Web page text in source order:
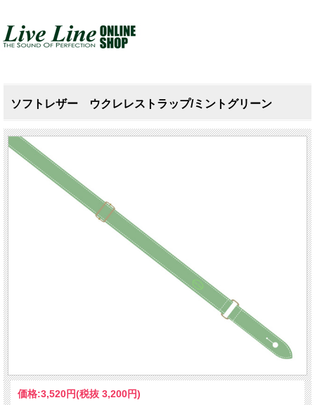
ソフトレザー ウクレレストラップ/ミントグリーン
価格:3,520円(税抜 3,200円)